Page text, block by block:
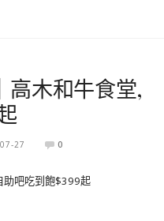
高木和牛食堂,
27 0